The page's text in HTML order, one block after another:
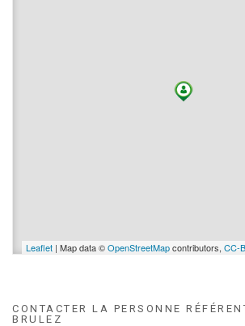
Leaflet | Map data ©OpenStreetMapcontributors, CC-
CONTACTER LA PERSONNE
BRULEZ